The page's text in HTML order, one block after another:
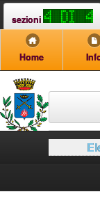
sezioni
Home